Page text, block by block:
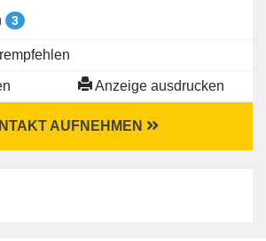
3
Anzeige ausdrucken
AUFNEHMEN